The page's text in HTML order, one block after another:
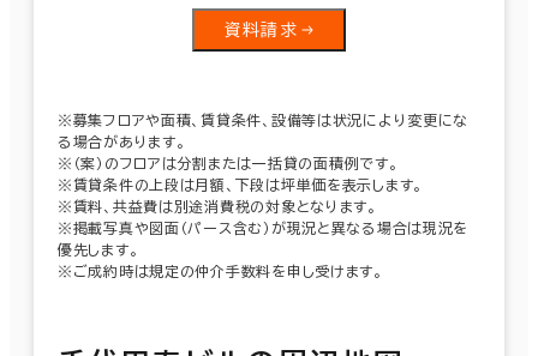
資料請求
※募集フロアや面積、賃貸条件、設備等は状況により変更にな
る場合があります。
※（案）のフロアは分割または一括貸の面積例です。
※賃貸条件の上段は月額、下段は坪単価を表示します。
※賃料、共益費は別途消費税の対象となります。
※掲載写真や図面（パース含む）が現況と異なる場合は現況を
優先します。
※ご成約時は規定の仲介手数料を申し受けます。